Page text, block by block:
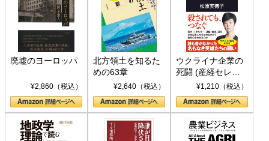
廃墟のヨーロッパ
¥2,860（税込）
北方領土を知るた
めの63章
¥2,640（税込）
ウクライナ企業の
死闘 (産経セレク
ト S 039)¥1,210（税込）